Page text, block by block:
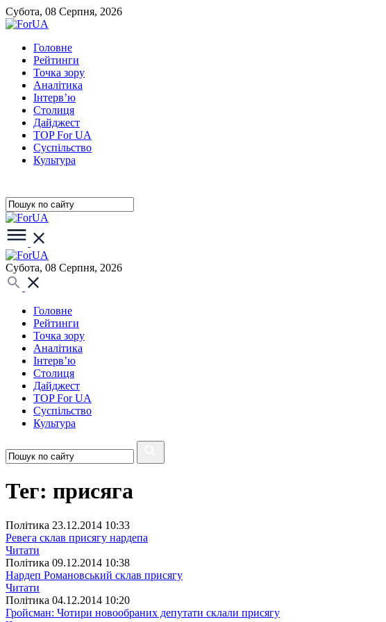
Субота, 08 Серпня, 2026
Головне
Рейтинги
Точка зору
Аналітика
Інтерв’ю
Столиця
Дайджест
TOP For UA
Суспiльство
Культура
Субота, 08 Серпня, 2026
Головне
Рейтинги
Точка зору
Аналітика
Інтерв’ю
Столиця
Дайджест
TOP For UA
Суспiльство
Культура
Тег: присяга
Полiтика 23.12.2014 10:33
Ревега склав присягу нардепа
Читати
Полiтика 09.12.2014 10:38
Нардеп Романовський склав присягу
Читати
Полiтика 04.12.2014 10:20
Гройсман: Чотири новообраних депутати склали присягу